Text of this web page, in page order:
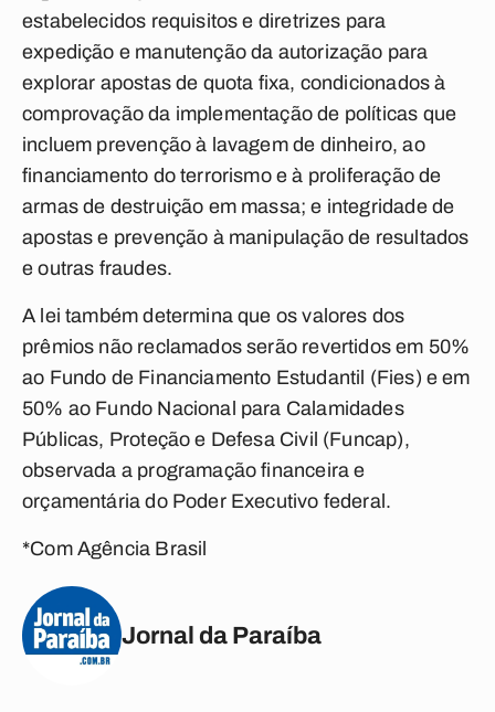
estabelecidos requisitos e diretrizes para
expedição e manutenção da autorização para
explorar apostas de quota fixa, condicionados à
comprovação da implementação de políticas que
incluem prevenção à lavagem de dinheiro, ao
financiamento do terrorismo e à proliferação de
armas de destruição em massa; e integridade de
apostas e prevenção à manipulação de resultados
e outras fraudes.
A lei também determina que os valores dos
prêmios não reclamados serão revertidos em 50%
ao Fundo de Financiamento Estudantil (Fies) e em
50% ao Fundo Nacional para Calamidades
Públicas, Proteção e Defesa Civil (Funcap),
observada a programação financeira e
orçamentária do Poder Executivo federal.
*Com Agência Brasil
Jornal da Paraíba